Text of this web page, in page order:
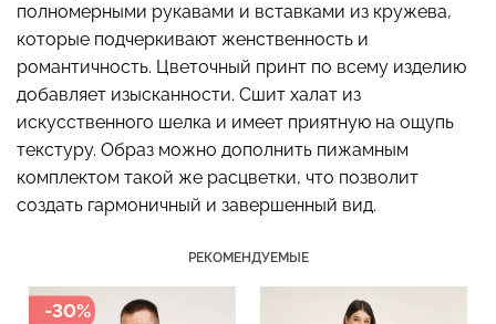
полномерными рукавами и вставками из кружева,
которые подчеркивают женственность и
романтичность. Цветочный принт по всему изделию
добавляет изысканности. Сшит халат из
искусственного шелка и имеет приятную на ощупь
текстуру. Образ можно дополнить пижамным
комплектом такой же расцветки, что позволит
создать гармоничный и завершенный вид.
РЕКОМЕНДУЕМЫЕ
-30%
Бесшовные стринги
STRING BRIEFS (черный)
Giulia
Бесшовный топ с легкой
коррекцией BRA
SHAPEWEAR nude
(бежевый) Giulia
489 грн.